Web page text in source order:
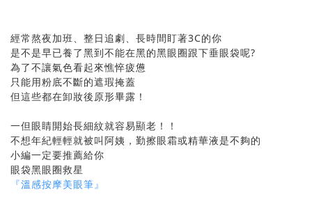
經常熬夜加班、整日追劇、長時間盯著3C的你
是不是早已養了黑到不能在黑的黑眼圈跟下垂眼袋呢?
為了不讓氣色看起來憔悴疲憊
只能用粉底不斷的遮瑕掩蓋
但這些都在卸妝後原形畢露！
一但眼睛開始長細紋就容易顯老！！
不想年紀輕輕就被叫阿姨，勤擦眼霜或精華液是不夠的
小編一定要推薦給你
眼袋黑眼圈救星
『溫感按摩美眼筆』